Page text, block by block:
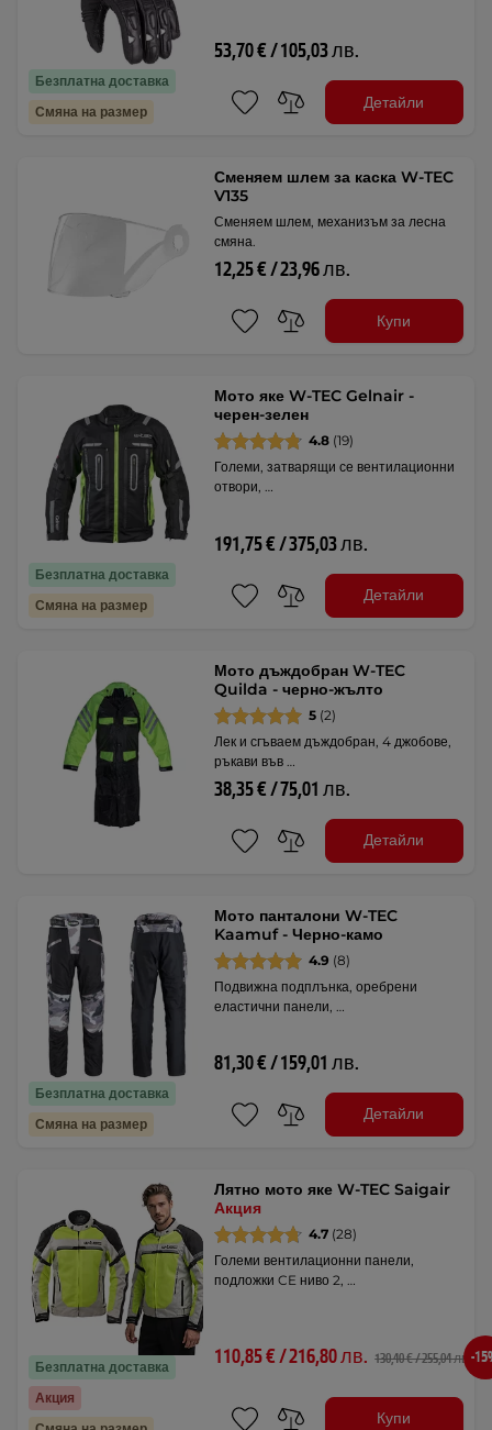
Безплатна доставка
Смяна на размер
53,70 € / 105,03 лв.
Детайли
Сменяем шлем за каска W-TEC
V135
Сменяем шлем, механизъм за лесна
смяна.
12,25 € / 23,96 лв.
Купи
Безплатна доставка
Смяна на размер
Мото яке W-TEC Gelnair -
черен-зелен
4.8 (19)
Големи, затварящи се вентилационни
отвори, …
191,75 € / 375,03 лв.
Детайли
Мото дъждобран W-TEC
Quilda - черно-жълто
5 (2)
Лек и сгъваем дъждобран, 4 джобове,
ръкави във …
38,35 € / 75,01 лв.
Детайли
Безплатна доставка
Смяна на размер
Мото панталони W-TEC
Kaamuf - Черно-камо
4.9 (8)
Подвижна подплънка, оребрени
еластични панели, …
81,30 € / 159,01 лв.
Детайли
Безплатна доставка
Акция
Лятно мото яке W-TEC Saigair
Акция
4.7 (28)
Големи вентилационни панели,
подложки CE ниво 2, …
110,85 € / 216,80 лв. 130,40 € / 255,04 лв. -
Купи